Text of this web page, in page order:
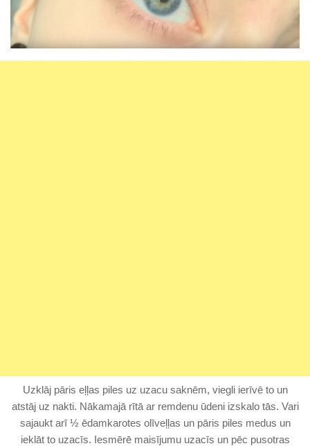
Uzklāj pāris eļļas piles uz uzacu saknēm, viegli ierīvē to un
atstāj uz nakti. Nākamajā rītā ar remdenu ūdeni izskalo tās. Vari
sajaukt arī ½ ēdamkarotes olīveļļas un pāris piles medus un
ieklāt to uzacīs. Iesmērē maisījumu uzacīs un pēc pusotras